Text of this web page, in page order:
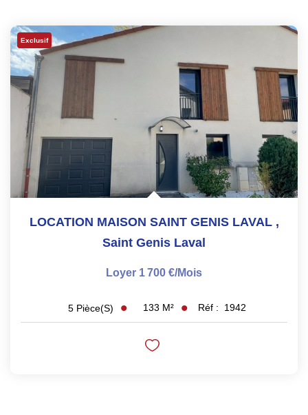
Exclusif
LOCATION MAISON SAINT GENIS LAVAL ,
Saint Genis Laval
Loyer 1 700 €/mois
5 Pièce(s) 133 M² Réf : 1942